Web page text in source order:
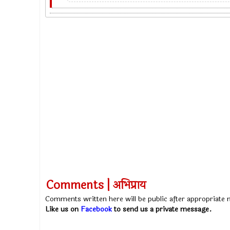
Comments | अभिप्राय
Comments written here will be public after appropriate
Like us on Facebookto send us a private message.